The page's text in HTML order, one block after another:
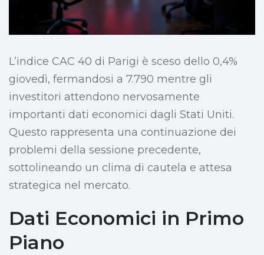
L’indice CAC 40 di Parigi è sceso dello 0,4%
giovedì, fermandosi a 7.790 mentre gli
investitori attendono nervosamente
importanti dati economici dagli Stati Uniti.
Questo rappresenta una continuazione dei
problemi della sessione precedente,
sottolineando un clima di cautela e attesa
strategica nel mercato.
Dati Economici in Primo
Piano